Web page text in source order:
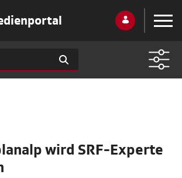
wird SRF-Experte